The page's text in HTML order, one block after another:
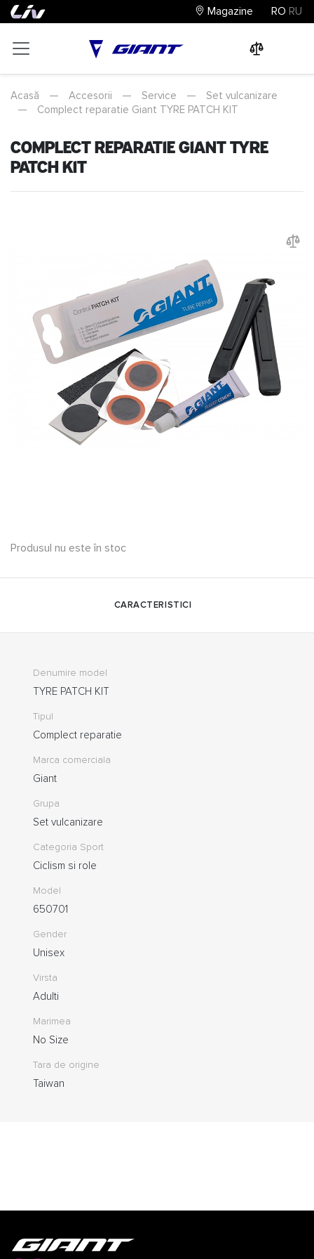
Magazine RO RU
Acasă — Accesorii — Service —
Set vulcanizare
—
Complect reparatie Giant TYRE PATCH KIT
Complect reparatie Giant TYRE
PATCH KIT
Produsul nu este în stoc
CARACTERISTICI
Denumire model
TYRE PATCH KIT
Tipul
Complect reparatie
Marca comerciala
Giant
Grupa
Set vulcanizare
Categoria Sport
Ciclism si role
Model
650701
Gender
Unisex
Virsta
Adulti
Marimea
No Size
Tara de origine
Taiwan